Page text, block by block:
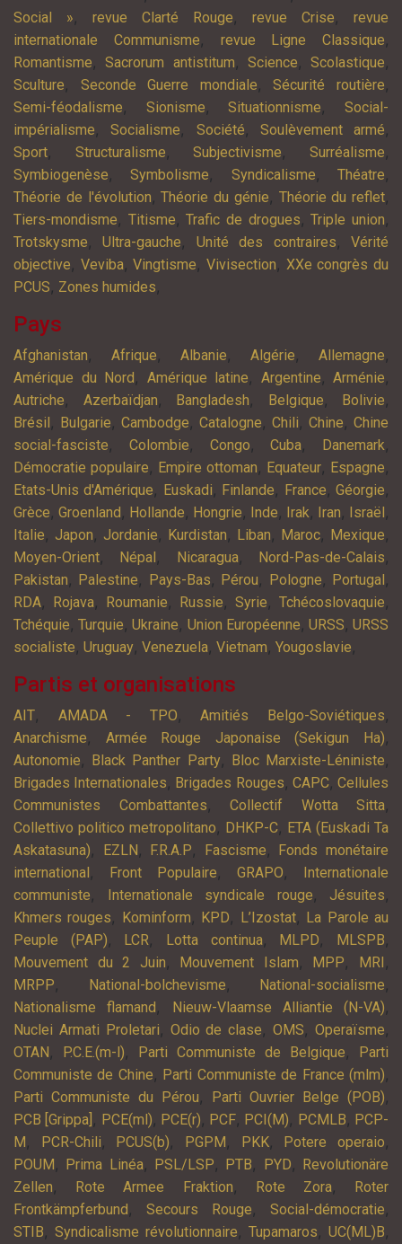
Social », revue Clarté Rouge, revue Crise, revue
internationale Communisme, revue Ligne Classique,
Romantisme,Sacrorum antistitum, Science, Scolastique,
Sculture, Seconde Guerre mondiale,Sécurité routière,
Semi-féodalisme, Sionisme,Situationnisme,Social-
impérialisme,Socialisme, Société, Soulèvement armé,
Sport, Structuralisme,Subjectivisme,Surréalisme,
Symbiogenèse,Symbolisme, Syndicalisme,Théatre,
Théorie de l'évolution,Théorie du génie, Théorie du reflet,
Tiers-mondisme, Titisme,Trafic de drogues,Triple union,
Trotskysme,Ultra-gauche, Unité des contraires,Vérité
objective, Veviba,Vingtisme,Vivisection, XXe congrès du
PCUS, Zones humides,
Pays
Afghanistan, Afrique, Albanie, Algérie, Allemagne,
Amérique du Nord , Amérique latine, Argentine, Arménie,
Autriche, Azerbaïdjan, Bangladesh, Belgique, Bolivie,
Brésil , Bulgarie, Cambodge, Catalogne, Chili, Chine, Chine
social-fasciste, Colombie, Congo,Cuba, Danemark,
Démocratie populaire, Empire ottoman, Equateur, Espagne,
Etats-Unis d'Amérique, Euskadi, Finlande, France,Géorgie,
Grèce, Groenland , Hollande, Hongrie, Inde, Irak, Iran, Israël ,
Italie, Japon, Jordanie, Kurdistan, Liban, Maroc, Mexique,
Moyen-Orient, Népal , Nicaragua, Nord-Pas-de-Calais,
Pakistan, Palestine, Pays-Bas, Pérou, Pologne, Portugal ,
RDA, Rojava, Roumanie, Russie, Syrie, Tchécoslovaquie,
Tchéquie,Turquie,Ukraine, Union Européenne, URSS,URSS
socialiste, Uruguay, Venezuela, Vietnam, Yougoslavie,
Partis et organisations
AIT, AMADA - TPO,Amitiés Belgo-Soviétiques,
Anarchisme, Armée Rouge Japonaise (Sekigun Ha),
Autonomie, Black Panther Party, Bloc Marxiste-Léniniste,
Brigades Internationales, Brigades Rouges, CAPC,Cellules
Communistes Combattantes, Collectif Wotta Sitta,
Collettivo politico metropolitano, DHKP-C, ETA (Euskadi Ta
Askatasuna), EZLN , F.R.A.P, Fascisme,
Fonds monétaire
international , Front Populaire, GRAPO,
Internationale
communiste, Internationale syndicale rouge, Jésuites,
Khmers rouges, Kominform, KPD, L’Izostat, La Parole au
Peuple (PAP), LCR, Lotta continua, MLPD, MLSPB,
Mouvement du 2 Juin, Mouvement Islam, MPP, MRI ,
MRPP, National-bolchevisme, National-socialisme,
Nationalisme flamand , Nieuw-Vlaamse Alliantie (N-VA),
Nuclei Armati Proletari, Odio de clase,OMS,Operaïsme,
OTAN , P.C.E.(m-l), Parti Communiste de Belgique,
Parti
Communiste de Chine, Parti Communiste de France (mlm),
Parti Communiste du Pérou, Parti Ouvrier Belge (POB),
PCB [Grippa] , PCE(ml), PCE(r), PCF, PCI(M), PCMLB, PCP-
M , PCR-Chili, PCUS(b), PGPM , PKK, Potere operaio,
POUM , Prima Linéa, PSL/LSP, PTB, PYD,
Revolutionäre
Zellen, Rote Armee Fraktion, Rote Zora,
Roter
Frontkämpferbund , Secours Rouge, Social-démocratie,
STIB, Syndicalisme révolutionnaire, Tupamaros, UC(ML)B,